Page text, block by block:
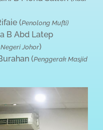
(Penolong Mufti)
B Abd Latep
Johor)
(Penggerak Masjid